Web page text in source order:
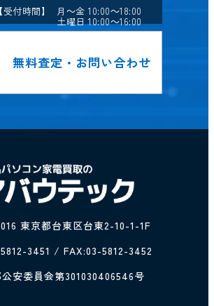
【受付時間】 月～金 10:00～18:00
土曜日 10:00～16:00
無料査定・お問い合わせ
東京都台東区台東2-10-1-1F
3451 / FAX:03-5812-3452
安委員会第301030406546号